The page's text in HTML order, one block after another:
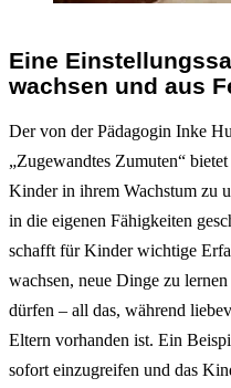
Eine
wachsen und aus
Der von der Pädagogin Inke
„Zugewandtes Zumuten“
Kinder in ihrem Wachstum zu
in die eigenen Fähigkeiten
schafft für Kinder wichtige
wachsen, neue Dinge zu
dürfen – all das, während
Eltern vorhanden ist. Ein
sofort einzugreifen und das